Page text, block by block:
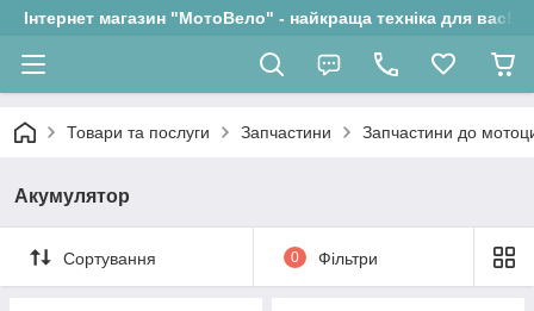
Інтернет магазин "МотоВело" - найкраща техніка для вас!
Товари та послуги Запчастини Запчастини до
Акумулятор
Сортування 0 Фільтри